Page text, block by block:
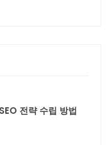
전략 수립 방법